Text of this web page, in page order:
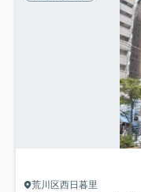
荒川区西日暮里